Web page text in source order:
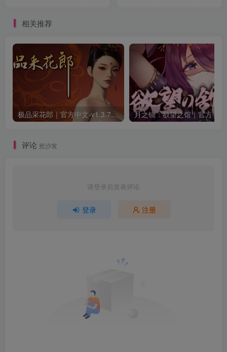
相关推荐
极品采花郎｜官方中文-v1.3.7+满金币初始存档+通关存档｜7.11G｜免安装
评论 抢沙发
请登录后发表评论
登录 注册